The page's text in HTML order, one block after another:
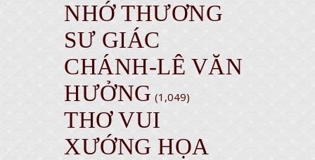
NHỚ THƯƠNG
SƯ GIÁC
CHÁNH-LÊ VĂN
HƯỞNG (1,049)
THƠ VUI
XƯỚNG HỌA